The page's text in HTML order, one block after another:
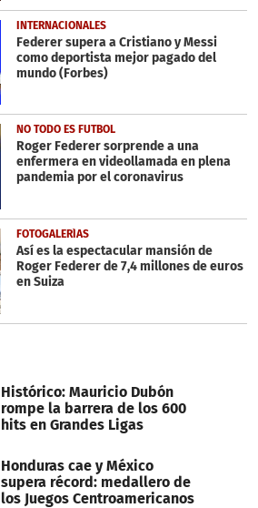
INTERNACIONALES
Federer supera a Cristiano y Messi
como deportista mejor pagado del
mundo (Forbes)
NO TODO ES FUTBOL
Roger Federer sorprende a una
enfermera en videollamada en plena
pandemia por el coronavirus
FOTOGALERÍAS
Así es la espectacular mansión de
Roger Federer de 7,4 millones de euros
en Suiza
Histórico: Mauricio Dubón
rompe la barrera de los 600
hits en Grandes Ligas
Honduras cae y México
supera récord: medallero de
los Juegos Centroamericanos